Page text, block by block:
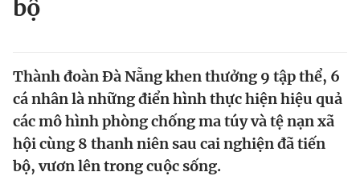
Tin thị trường Tin 360
Video Magazine
Đăng xuất
bộ
Thành đoàn Đà Nẵng khen thưởng 9 tập thể, 6
cá nhân là những điển hình thực hiện hiệu quả
các mô hình phòng chống ma túy và tệ nạn xã
hội cùng 8 thanh niên sau cai nghiện đã tiến
bộ, vươn lên trong cuộc sống.